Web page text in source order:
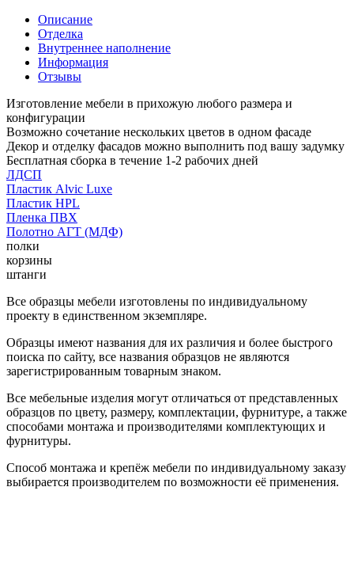
Описание
Отделка
Внутреннее наполнение
Информация
Отзывы
Изготовление мебели в прихожую любого размера и
конфигурации
Возможно сочетание нескольких цветов в одном фасаде
Декор и отделку фасадов можно выполнить под вашу задумку
Бесплатная сборка в течение 1-2 рабочих дней
ЛДСП
Пластик Alvic Luxe
Пластик HPL
Пленка ПВХ
Полотно АГТ (МДФ)
полки
корзины
штанги
Все образцы мебели изготовлены по индивидуальному
проекту в единственном экземпляре.
Образцы имеют названия для их различия и более быстрого
поиска по сайту, все названия образцов не являются
зарегистрированным товарным знаком.
Все мебельные изделия могут отличаться от представленных
образцов по цвету, размеру, комплектации, фурнитуре, а также
способами монтажа и производителями комплектующих и
фурнитуры.
Способ монтажа и крепёж мебели по индивидуальному заказу
выбирается производителем по возможности её применения.